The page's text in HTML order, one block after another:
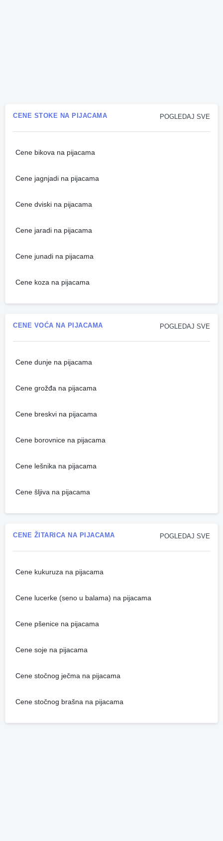
POGLEDAJ SVE
CENE STOKE NA PIJACAMA
Cene bikova na pijacama
Cene jagnjadi na pijacama
Cene dviski na pijacama
Cene jaradi na pijacama
Cene junadi na pijacama
Cene koza na pijacama
POGLEDAJ SVE
CENE VOĆA NA PIJACAMA
Cene dunje na pijacama
Cene grožđa na pijacama
Cene breskvi na pijacama
Cene borovnice na pijacama
Cene lešnika na pijacama
Cene šljiva na pijacama
POGLEDAJ SVE
CENE ŽITARICA NA PIJACAMA
Cene kukuruza na pijacama
Cene lucerke (seno u balama) na pijacama
Cene pšenice na pijacama
Cene soje na pijacama
Cene stočnog ječma na pijacama
Cene stočnog brašna na pijacama